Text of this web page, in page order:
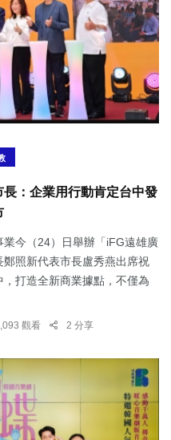
：企業用行動肯定台中發
業今（24）日舉辦「iFG遠雄廣
照新代表市長盧秀燕出席祝
打造全新商業據點，不僅為
觀看 2 分享